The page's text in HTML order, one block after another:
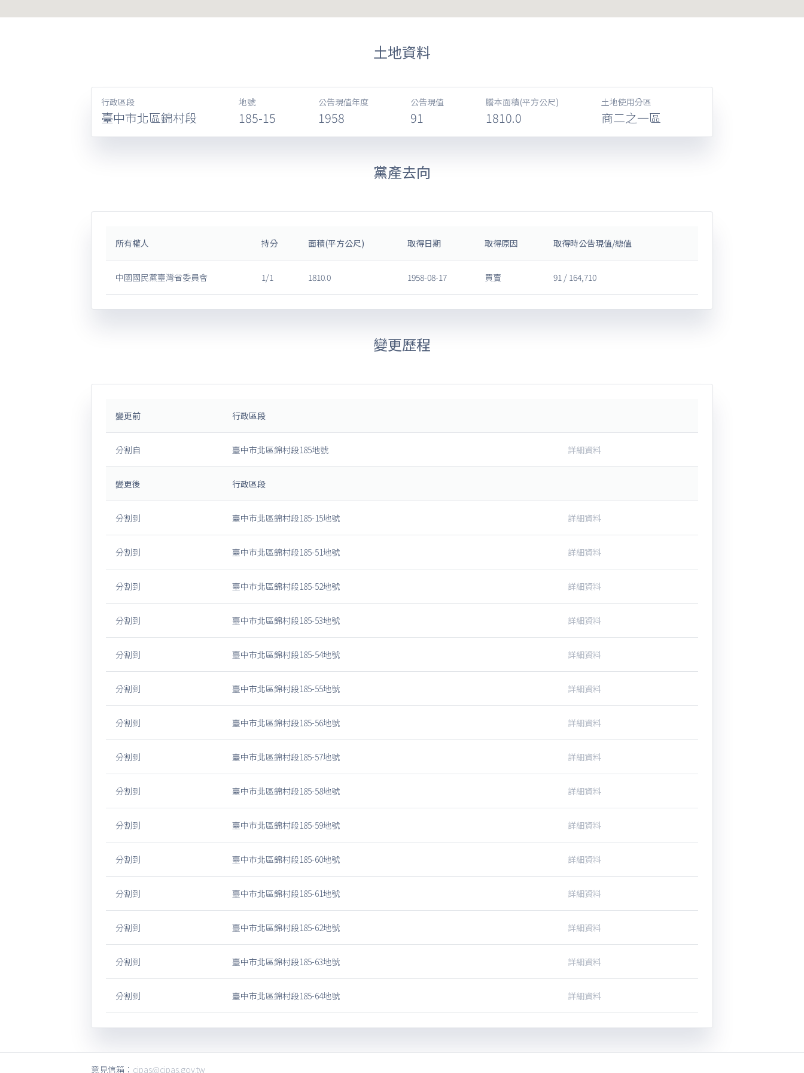
土地資料
行政區段
臺中市北區錦村段
地號
185-15
公告現值年度
1958
公告現值
91
謄本面積(平方公尺)
1810.0
土地使用分區
商二之一區
黨產去向
所有權人 持分 面積(平方公尺) 取得日期 取得原因 取得時公告現值/總值
中國國民黨臺灣省委員會 1/1 1810.0 1958-08-17 買賣 91 / 164,710
變更歷程
變更前 行政區段
分割自 臺中市北區錦村段185地號 詳細資料
變更後 行政區段
分割到 臺中市北區錦村段185-15地號 詳細資料
分割到 臺中市北區錦村段185-51地號 詳細資料
分割到 臺中市北區錦村段185-52地號 詳細資料
分割到 臺中市北區錦村段185-53地號 詳細資料
分割到 臺中市北區錦村段185-54地號 詳細資料
分割到 臺中市北區錦村段185-55地號 詳細資料
分割到 臺中市北區錦村段185-56地號 詳細資料
分割到 臺中市北區錦村段185-57地號 詳細資料
分割到 臺中市北區錦村段185-58地號 詳細資料
分割到 臺中市北區錦村段185-59地號 詳細資料
分割到 臺中市北區錦村段185-60地號 詳細資料
分割到 臺中市北區錦村段185-61地號 詳細資料
分割到 臺中市北區錦村段185-62地號 詳細資料
分割到 臺中市北區錦村段185-63地號 詳細資料
分割到 臺中市北區錦村段185-64地號 詳細資料
意見信箱： cipas@cipas.gov.tw